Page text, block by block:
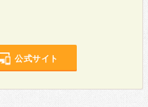
公式サイト